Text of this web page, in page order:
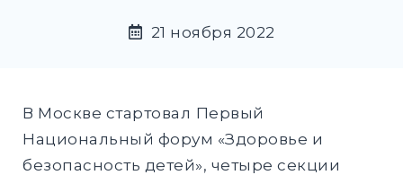
21 ноября 2022
В Москве стартовал Первый
Национальный форум «Здоровье и
безопасность детей», четыре секции